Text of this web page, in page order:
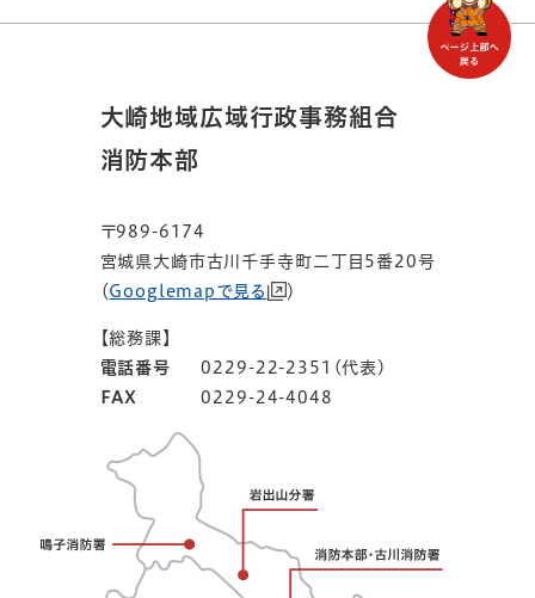
大崎地域広域行政事務組合
消防本部
〒989-6174
宮城県大崎市古川千手寺町二丁目5番20号
（ Googlemapで見る ）
【総務課】
電話番号
0229-22-2351(代表)
FAX
0229-24-4048